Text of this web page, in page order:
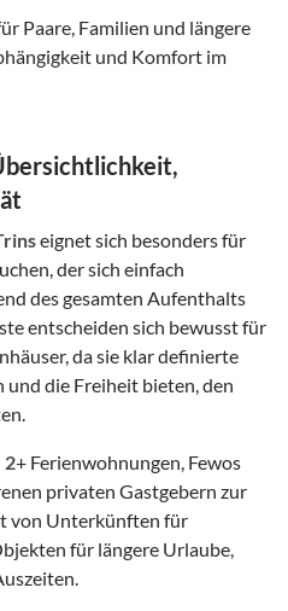
Paare, Familien und längere
und Komfort im
eignet sich besonders für
der sich einfach
des gesamten Aufenthalts
entscheiden sich bewusst für
da sie klar definierte
und die Freiheit bieten, den
2+ Ferienwohnungen, Fewos
privaten Gastgebern zur
von Unterkünften für
für längere Urlaube,